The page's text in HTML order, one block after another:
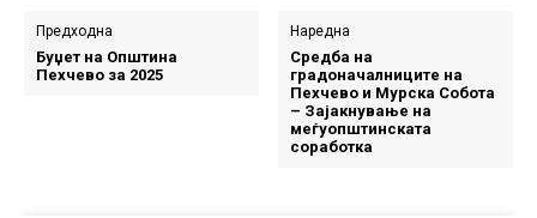
Предходна
Буџет на Општина
Пехчево за 2025
Наредна
Средба на
градоначалниците на
Пехчево и Мурска Собота
– Зајакнување на
меѓуопштинската
соработкa